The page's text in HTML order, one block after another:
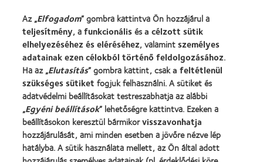
Karrierlehetőségek a CooperVisionnél
Hírközpont
Kapcsolat
Jogi információk
Adatvédelmi szabályzat
Cookie szabályzat
Hozzászólásokkal kapcsolatos irányelvek
Az „Elfogadom” gombra kattintva Ön hozzájárul a
teljesítmény, afunkcionálisésa célzott sütik
elhelyezéséhez és eléréséhez, valamintszemélyes
adatainak ezen célokból történő feldolgozásához.
Ha az „Elutasítás” gombra kattint, csaka feltétlenül
szükséges sütiket fogjuk felhasználni. A sütiket és
adatvédelmi beállításokat testreszabhatja az alábbi
„Egyéni beállítások” lehetőségre kattintva. Ezeken a
beállításokon keresztül bármikorvisszavonhatja
hozzájárulását, ami minden esetben a jövőre nézve lép
hatályba. A sütik használata mellett, az Ön által adott